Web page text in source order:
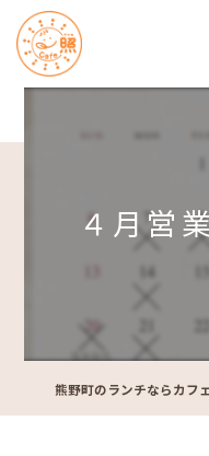
４月営